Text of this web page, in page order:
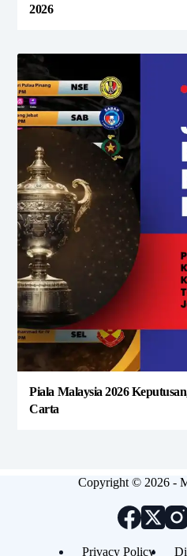
2026
Piala Malaysia 2026
Carta
Copyright © 2026 -
Privacy Policy